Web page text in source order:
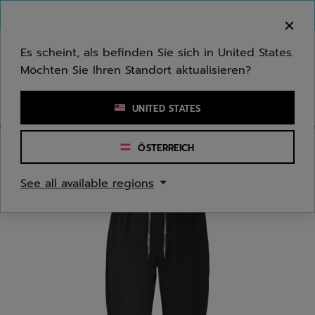
Stichwort oder Artikelnummer eingeben
Es scheint, als befinden Sie sich in United States.
Möchten Sie Ihren Standort aktualisieren?
UNITED STATES
ÖSTERREICH
See all available regions